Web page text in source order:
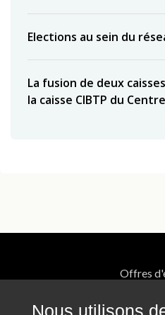
Nous utilisons
Elections au sein du
La fusion de deux
la caisse CIBTP du Centre
Offres